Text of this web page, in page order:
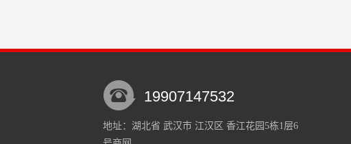
19907147532
地址：湖北省 武汉市 江汉区 香江花园5栋1层6